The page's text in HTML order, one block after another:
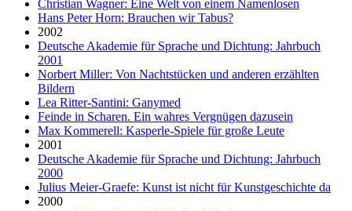
Christian Wagner: Eine Welt von einem Namenlosen
Hans Peter Horn: Brauchen wir Tabus?
2002
Deutsche Akademie für Sprache und Dichtung: Jahrbuch
2001
Norbert Miller: Von Nachtstücken und anderen erzählten
Bildern
Lea Ritter-Santini: Ganymed
Feinde in Scharen. Ein wahres Vergnügen dazusein
Max Kommerell: Kasperle-Spiele für große Leute
2001
Deutsche Akademie für Sprache und Dichtung: Jahrbuch
2000
Julius Meier-Graefe: Kunst ist nicht für Kunstgeschichte da
2000